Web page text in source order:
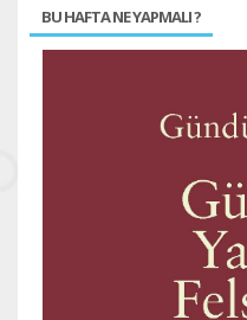
BU HAFTA NE YAPMALI ?